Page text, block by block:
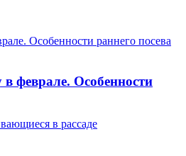
Особенности раннего посева
в феврале. Особенности
в рассаде